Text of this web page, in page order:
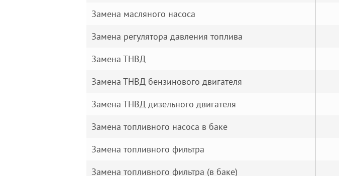
Замена масляного насоса
Замена регулятора давления топлива
Замена ТНВД
Замена ТНВД бензинового двигателя
Замена ТНВД дизельного двигателя
Замена топливного насоса в баке
Замена топливного фильтра
Замена топливного фильтра (в баке)